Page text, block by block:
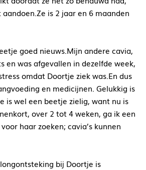
is 2 jaar en 6 maanden
goed nieuws.Mijn andere cavia,
en was afgevallen in dezelfde week,
omdat Doortje ziek was.En dus
en medicijnen. Gelukkig is
is wel een beetje zielig, want nu is
over 2 tot 4 weken, ga ik een
haar zoeken; cavia’s kunnen
bij Doortje is